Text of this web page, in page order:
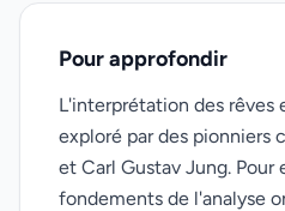
Pour approfondir
L'interprétation des rêves
exploré par des pionniers
et Carl Gustav Jung. Pour
fondements de l'analyse